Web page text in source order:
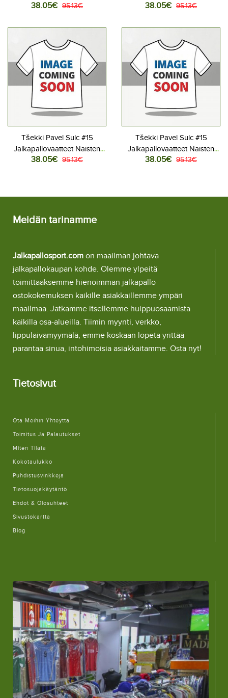
Kotipaita MM-kisat 2026
38.05€ 95.13€
Vieraspaita MM-kisat 2026
38.05€ 95.13€
Tšekki Pavel Sulc #15
Jalkapallovaatteet Naisten
Kotipaita MM-kisat 2026
38.05€ 95.13€
Tšekki Pavel Sulc #15
Jalkapallovaatteet Naisten
Vieraspaita MM-kisat 2026
38.05€ 95.13€
Meidän tarinamme
Jalkapallosport.com on maailman johtava
jalkapallokaupan kohde. Olemme ylpeitä
toimittaaksemme hienoimman jalkapallo
ostokokemuksen kaikille asiakkaillemme ympäri
maailmaa. Jatkamme itsellemme huippuosaamista
kaikilla osa-alueilla. Tiimin myynti, verkko,
lippulaivamyymälä, emme koskaan lopeta yrittää
parantaa sinua, intohimoisia asiakkaitamme. Osta nyt!
Tietosivut
Ota Meihin Yhteyttä
Toimitus Ja Palautukset
Miten Tilata
Kokotaulukko
Puhdistusvinkkejä
Tietosuojakäytäntö
Ehdot & Olosuhteet
Sivustokartta
Blog